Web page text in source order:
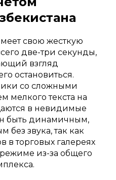
свою жесткую
две-три секунды,
взгляд
остановиться.
со сложными
мелкого текста на
в невидимые
быть динамичным,
без звука, так как
в торговых галереях
из-за общего